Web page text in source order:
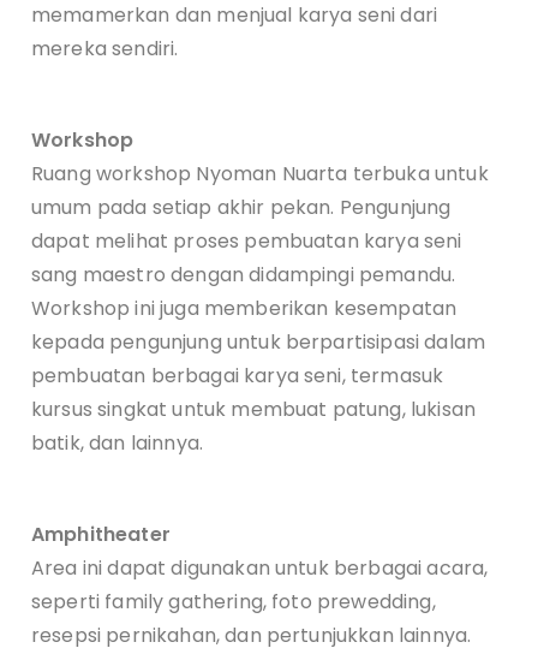
memamerkan dan menjual karya seni dari
mereka sendiri.
Workshop
Ruang workshop Nyoman Nuarta terbuka untuk
umum pada setiap akhir pekan. Pengunjung
dapat melihat proses pembuatan karya seni
sang maestro dengan didampingi pemandu.
Workshop ini juga memberikan kesempatan
kepada pengunjung untuk berpartisipasi dalam
pembuatan berbagai karya seni, termasuk
kursus singkat untuk membuat patung, lukisan
batik, dan lainnya.
Amphitheater
Area ini dapat digunakan untuk berbagai acara,
seperti family gathering, foto prewedding,
resepsi pernikahan, dan pertunjukkan lainnya.